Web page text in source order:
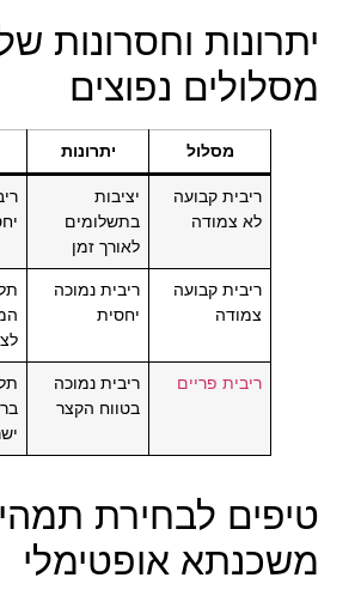
יתרונות וחסרונות
מסלולים נפוצים
מסלול יתרונות
ריבית קבועה
לא צמודה
יציבות
בתשלומים
לאורך זמן
ריבית קבועה
צמודה
ריבית נמוכה
יחסית
ריבית פריים
ריבית נמוכה
בטווח הקצר
טיפים לבחירת
משכנתא אופטימלי